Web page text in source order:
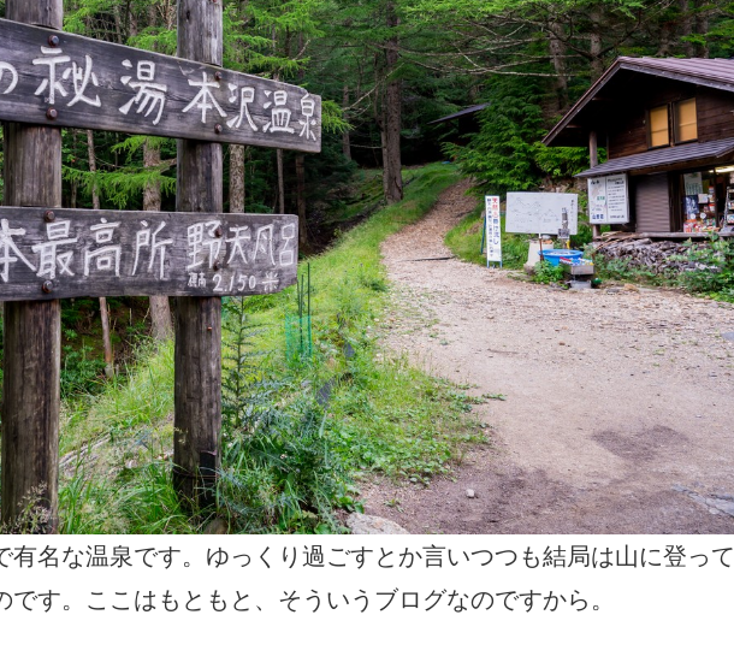
有名な温泉です。ゆっくり過ごすとか言いつつも結局は山に登って
す。ここはもともと、そういうブログなのですから。